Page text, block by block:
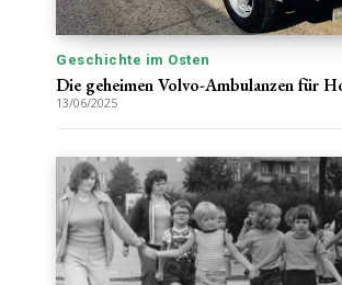
Geschichte im Osten
Die geheimen Volvo-Ambulanzen für
13/06/2025